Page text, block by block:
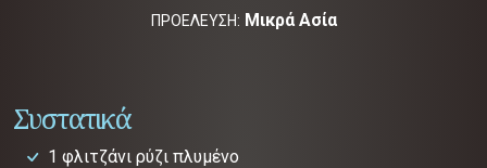
ΠΡΟΕΛΕΥΣΗ: Μικρά Ασία
Συστατικά
1 φλιτζάνι ρύζι πλυμένο